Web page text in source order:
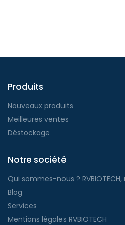
Produits
Nouveaux produits
Meilleures ventes
Déstockage
Notre société
Qui sommes-nous ?
Blog
Services
Mentions légales RVBIOTECH